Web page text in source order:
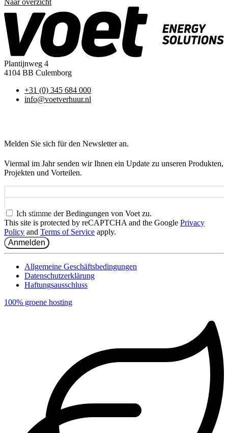
Plantijnweg 4
4104 BB Culemborg
+31 (0) 345 684 000
info@voetverhuur.nl
Melden Sie sich für den Newsletter an.
Viermal im Jahr senden wir Ihnen ein Update zu unseren Produkten,
Projekten und Vorteilen.
E-mail-Addresse
Ich stimme der Bedingungen von Voet zu.
This site is protected by reCAPTCHA and the Google Privacy
Policy and Terms of Service apply.
Anmelden
Allgemeine Geschäftsbedingungen
Datenschutzerklärung
Haftungsausschluss
100% groene hosting